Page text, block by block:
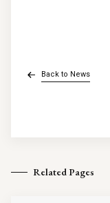
Back to News
Related Pages